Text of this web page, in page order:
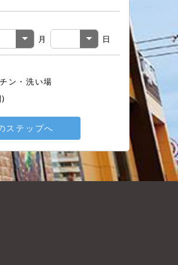
月 日
ン・洗い場
ステップへ